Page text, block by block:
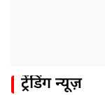
ट्रेंडिंग न्यूज़